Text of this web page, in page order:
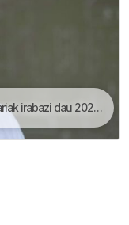
Ikerkuntza saria | Lau Haizetara